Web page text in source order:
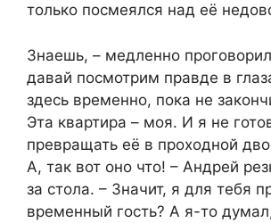
только посмеялся над её
Знаешь, – медленно
давай посмотрим правде в
здесь временно, пока не
Эта квартира – моя. И я не
превращать её в проходной
А, так вот оно что! – Андрей
за стола. – Значит, я для тебя
временный гость? А я-то